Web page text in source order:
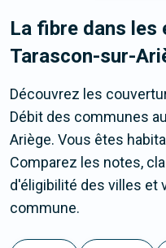
La fibre dans les
Tarascon-sur-
Découvrez les
Débit des communes
Ariège. Vous êtes
Comparez les notes,
d'éligibilité des villes et
commune.